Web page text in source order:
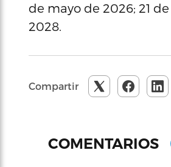
de mayo de 2026; 21
2028.
Compartir
COMENTARIOS